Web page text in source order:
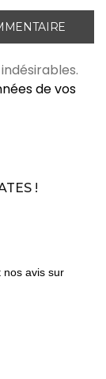
de vos
!
nos avis sur